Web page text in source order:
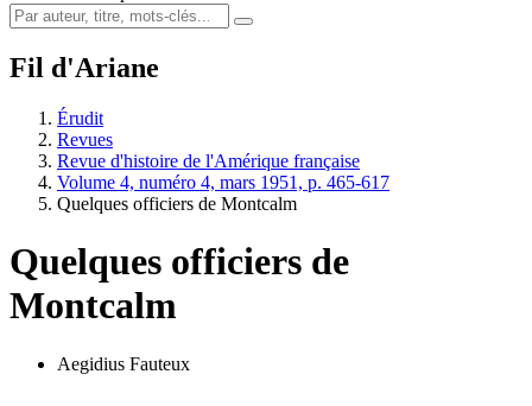
Fil d'Ariane
Érudit
Revues
Revue d'histoire de l'Amérique française
Volume 4, numéro 4, mars 1951, p. 465-617
Quelques officiers de Montcalm
Quelques officiers de
Montcalm
Aegidius Fauteux